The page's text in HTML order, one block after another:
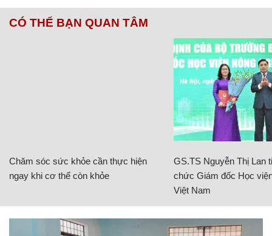
CÓ THỂ BẠN QUAN TÂM
Chăm sóc sức khỏe cần thực hiện
ngay khi cơ thể còn khỏe
GS.TS Nguyễn Thị Lan
chức Giám đốc Học
Việt Nam